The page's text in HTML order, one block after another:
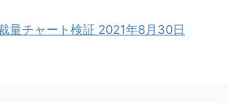
量チャート検証 2021年8月30日